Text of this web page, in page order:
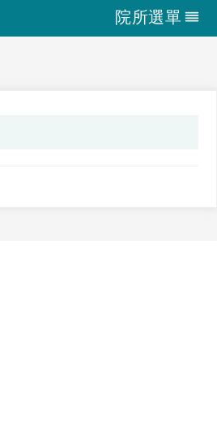
院所選單